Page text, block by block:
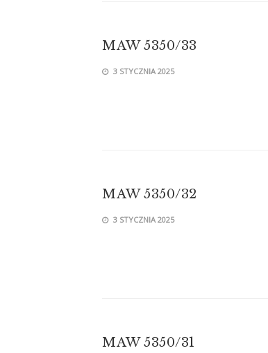
MAW 5350/33
3 STYCZNIA 2025
MAW 5350/32
3 STYCZNIA 2025
MAW 5350/31